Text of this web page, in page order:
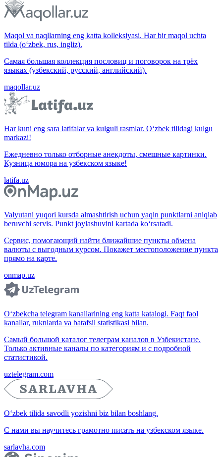
Maqol va naqllarning eng katta kolleksiyasi. Har bir maqol uchta
tilda (o‘zbek, rus, ingliz).
Самая большая коллекция пословиц и поговорок на трёх
языках (узбекский, русский, английский).
maqollar.uz
Har kuni eng sara latifalar va kulguli rasmlar. O‘zbek tilidagi kulgu
markazi!
Ежедневно только отборные анекдоты, смешные картинки.
Кузница юмора на узбекском языке!
latifa.uz
Valyutani yuqori kursda almashtirish uchun yaqin punktlarni aniqlab
beruvchi servis. Punkt joylashuvini kartada ko‘rsatadi.
Сервис, помогающий найти ближайшие пункты обмена
валюты с выгодным курсом. Покажет местоположение пункта
прямо на карте.
onmap.uz
O‘zbekcha telegram kanallarining eng katta katalogi. Faqt faol
kanallar, ruknlarda va batafsil statistikasi bilan.
Самый большой каталог телеграм каналов в Узбекистане.
Только активные каналы по категориям и с подробной
статистикой.
uztelegram.com
O‘zbek tilida savodli yozishni biz bilan boshlang.
С нами вы научитесь грамотно писать на узбекском языке.
sarlavha.com